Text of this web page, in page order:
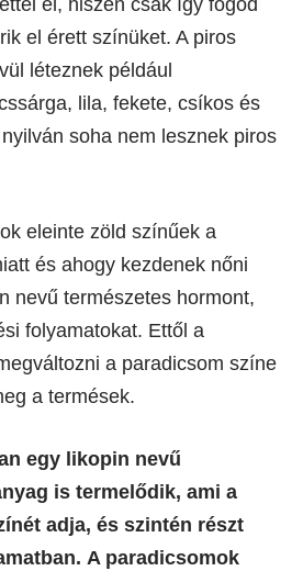
el, hiszen csak így fogod
el érett színüket. A piros
léteznek például
lila, fekete, csíkos és
soha nem lesznek piros
eleinte zöld színűek a
és ahogy kezdenek nőni
nevű természetes hormont,
folyamatokat. Ettől a
a paradicsom színe
a termések.
egy likopin nevű
is termelődik, ami a
adja, és szintén részt
A paradicsomok